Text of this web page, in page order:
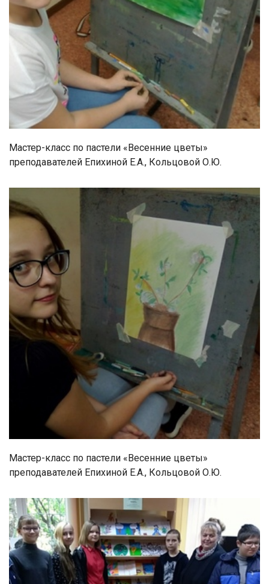
Мастер-класс по пастели «Весенние цветы»
преподавателей Епихиной Е.А., Кольцовой О.Ю.
Мастер-класс по пастели «Весенние цветы»
преподавателей Епихиной Е.А., Кольцовой О.Ю.